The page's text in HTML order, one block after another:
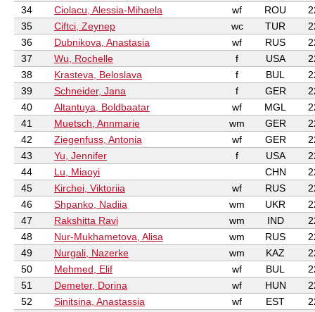
34
Ciolacu, Alessia-Mihaela wf ROU
35
Ciftci, Zeynep wc TUR
36
Dubnikova, Anastasia wf RUS
37
Wu, Rochelle f USA
38
Krasteva, Beloslava f BUL
39
Schneider, Jana f GER
40
Altantuya, Boldbaatar wf MGL
41
Muetsch, Annmarie wm GER
42
Ziegenfuss, Antonia wf GER
43
Yu, Jennifer f USA
44
Lu, Miaoyi CHN
45
Kirchei, Viktoriia wf RUS
46
Shpanko, Nadiia wm UKR
47
Rakshitta Ravi wm IND
48
Nur-Mukhametova, Alisa wm RUS
49
Nurgali, Nazerke wm KAZ
50
Mehmed, Elif wf BUL
51
Demeter, Dorina wf HUN
52
Sinitsina, Anastassia wf EST